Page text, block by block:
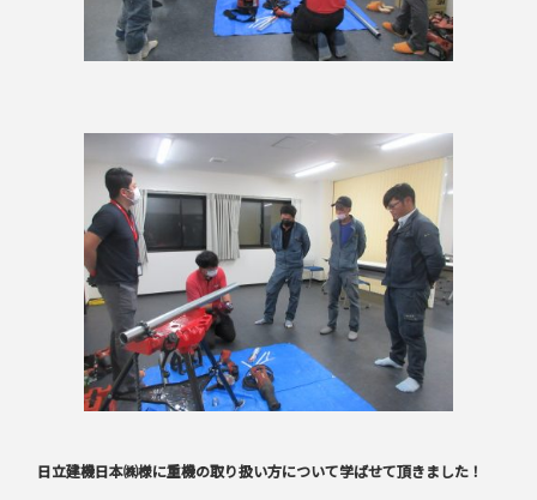
日立建機日本㈱様に重機の取り扱い方について学ばせて頂きました！